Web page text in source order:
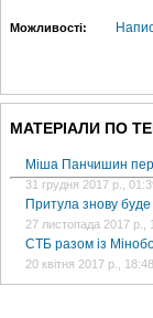
Можливості:
МАТЕРІАЛИ ПО
Міша Панчишин
31 грудня 2017 р.,
Притула знову
27 листопада 2017 р.,
СТБ разом із
20 квітня 2017 р., 18:48